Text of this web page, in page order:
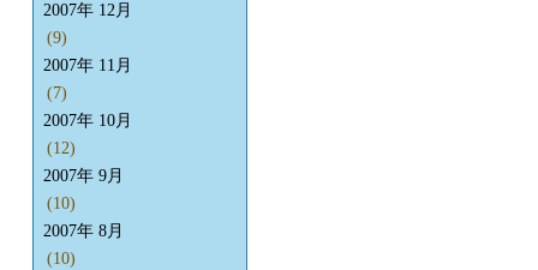
2007年 12月
(9)
2007年 11月
(7)
2007年 10月
(12)
2007年 9月
(10)
2007年 8月
(10)